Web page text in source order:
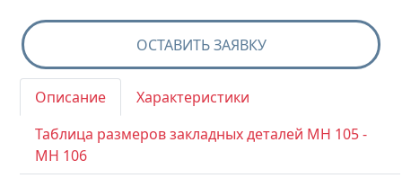
ОСТАВИТЬ ЗАЯВКУ
Описание
Характеристики
Таблица размеров закладных деталей МН 105 -
МН 106